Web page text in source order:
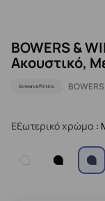
BOWERS &
Ακουστικό,
Εξωτερικό χρώμα :